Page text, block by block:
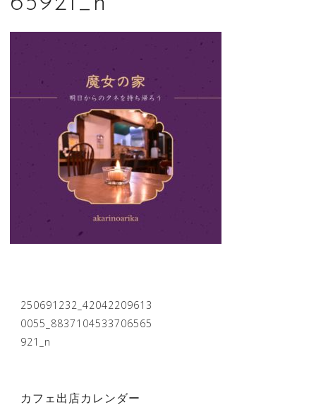
投
稿
ビ
250691232_42042209613
0055_8837104533706565
921_n
カフェ出店カレンダー